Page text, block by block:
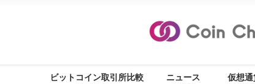
ビットコイン取引所比較 ニュース 仮想通